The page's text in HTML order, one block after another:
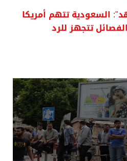
السعودية تتهم أمريكا
تتجهز للرد